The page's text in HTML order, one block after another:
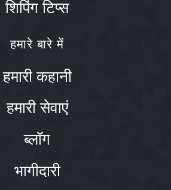
शिपिंग टिप्स
हमारे बारे में
हमारी कहानी
हमारी सेवाएं
ब्लॉग
भागीदारी